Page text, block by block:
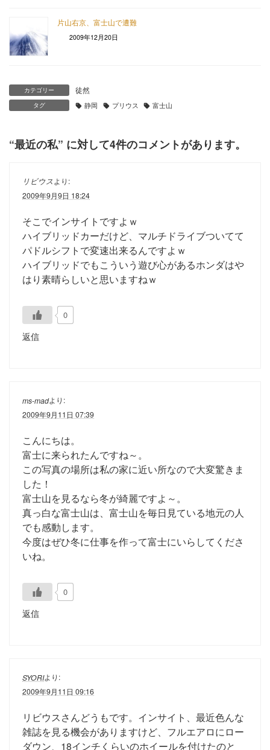
片山右京、富士山で遭難
2009年12月20日
カテゴリー 徒然
タグ 静岡 プリウス 富士山
“最近の私” に対して4件のコメントがあります。
リビウス より:
2009年9月9日 18:24
そこでインサイトですよｗ
ハイブリッドカーだけど、マルチドライブついてて
パドルシフトで変速出来るんですよｗ
ハイブリッドでもこういう遊び心があるホンダはや
はり素晴らしいと思いますねｗ
0
返信
ms-madより:
2009年9月11日 07:39
こんにちは。
富士に来られたんですね～。
この写真の場所は私の家に近い所なので大変驚きま
した！
富士山を見るなら冬が綺麗ですよ～。
真っ白な富士山は、富士山を毎日見ている地元の人
でも感動します。
今度はぜひ冬に仕事を作って富士にいらしてくださ
いね。
0
返信
SYORIより:
2009年9月11日 09:16
リビウスさんどうもです。インサイト、最近色んな
雑誌を見る機会がありますけど、フルエアロにロー
ダウン、18インチくらいのホイールを付けたのと